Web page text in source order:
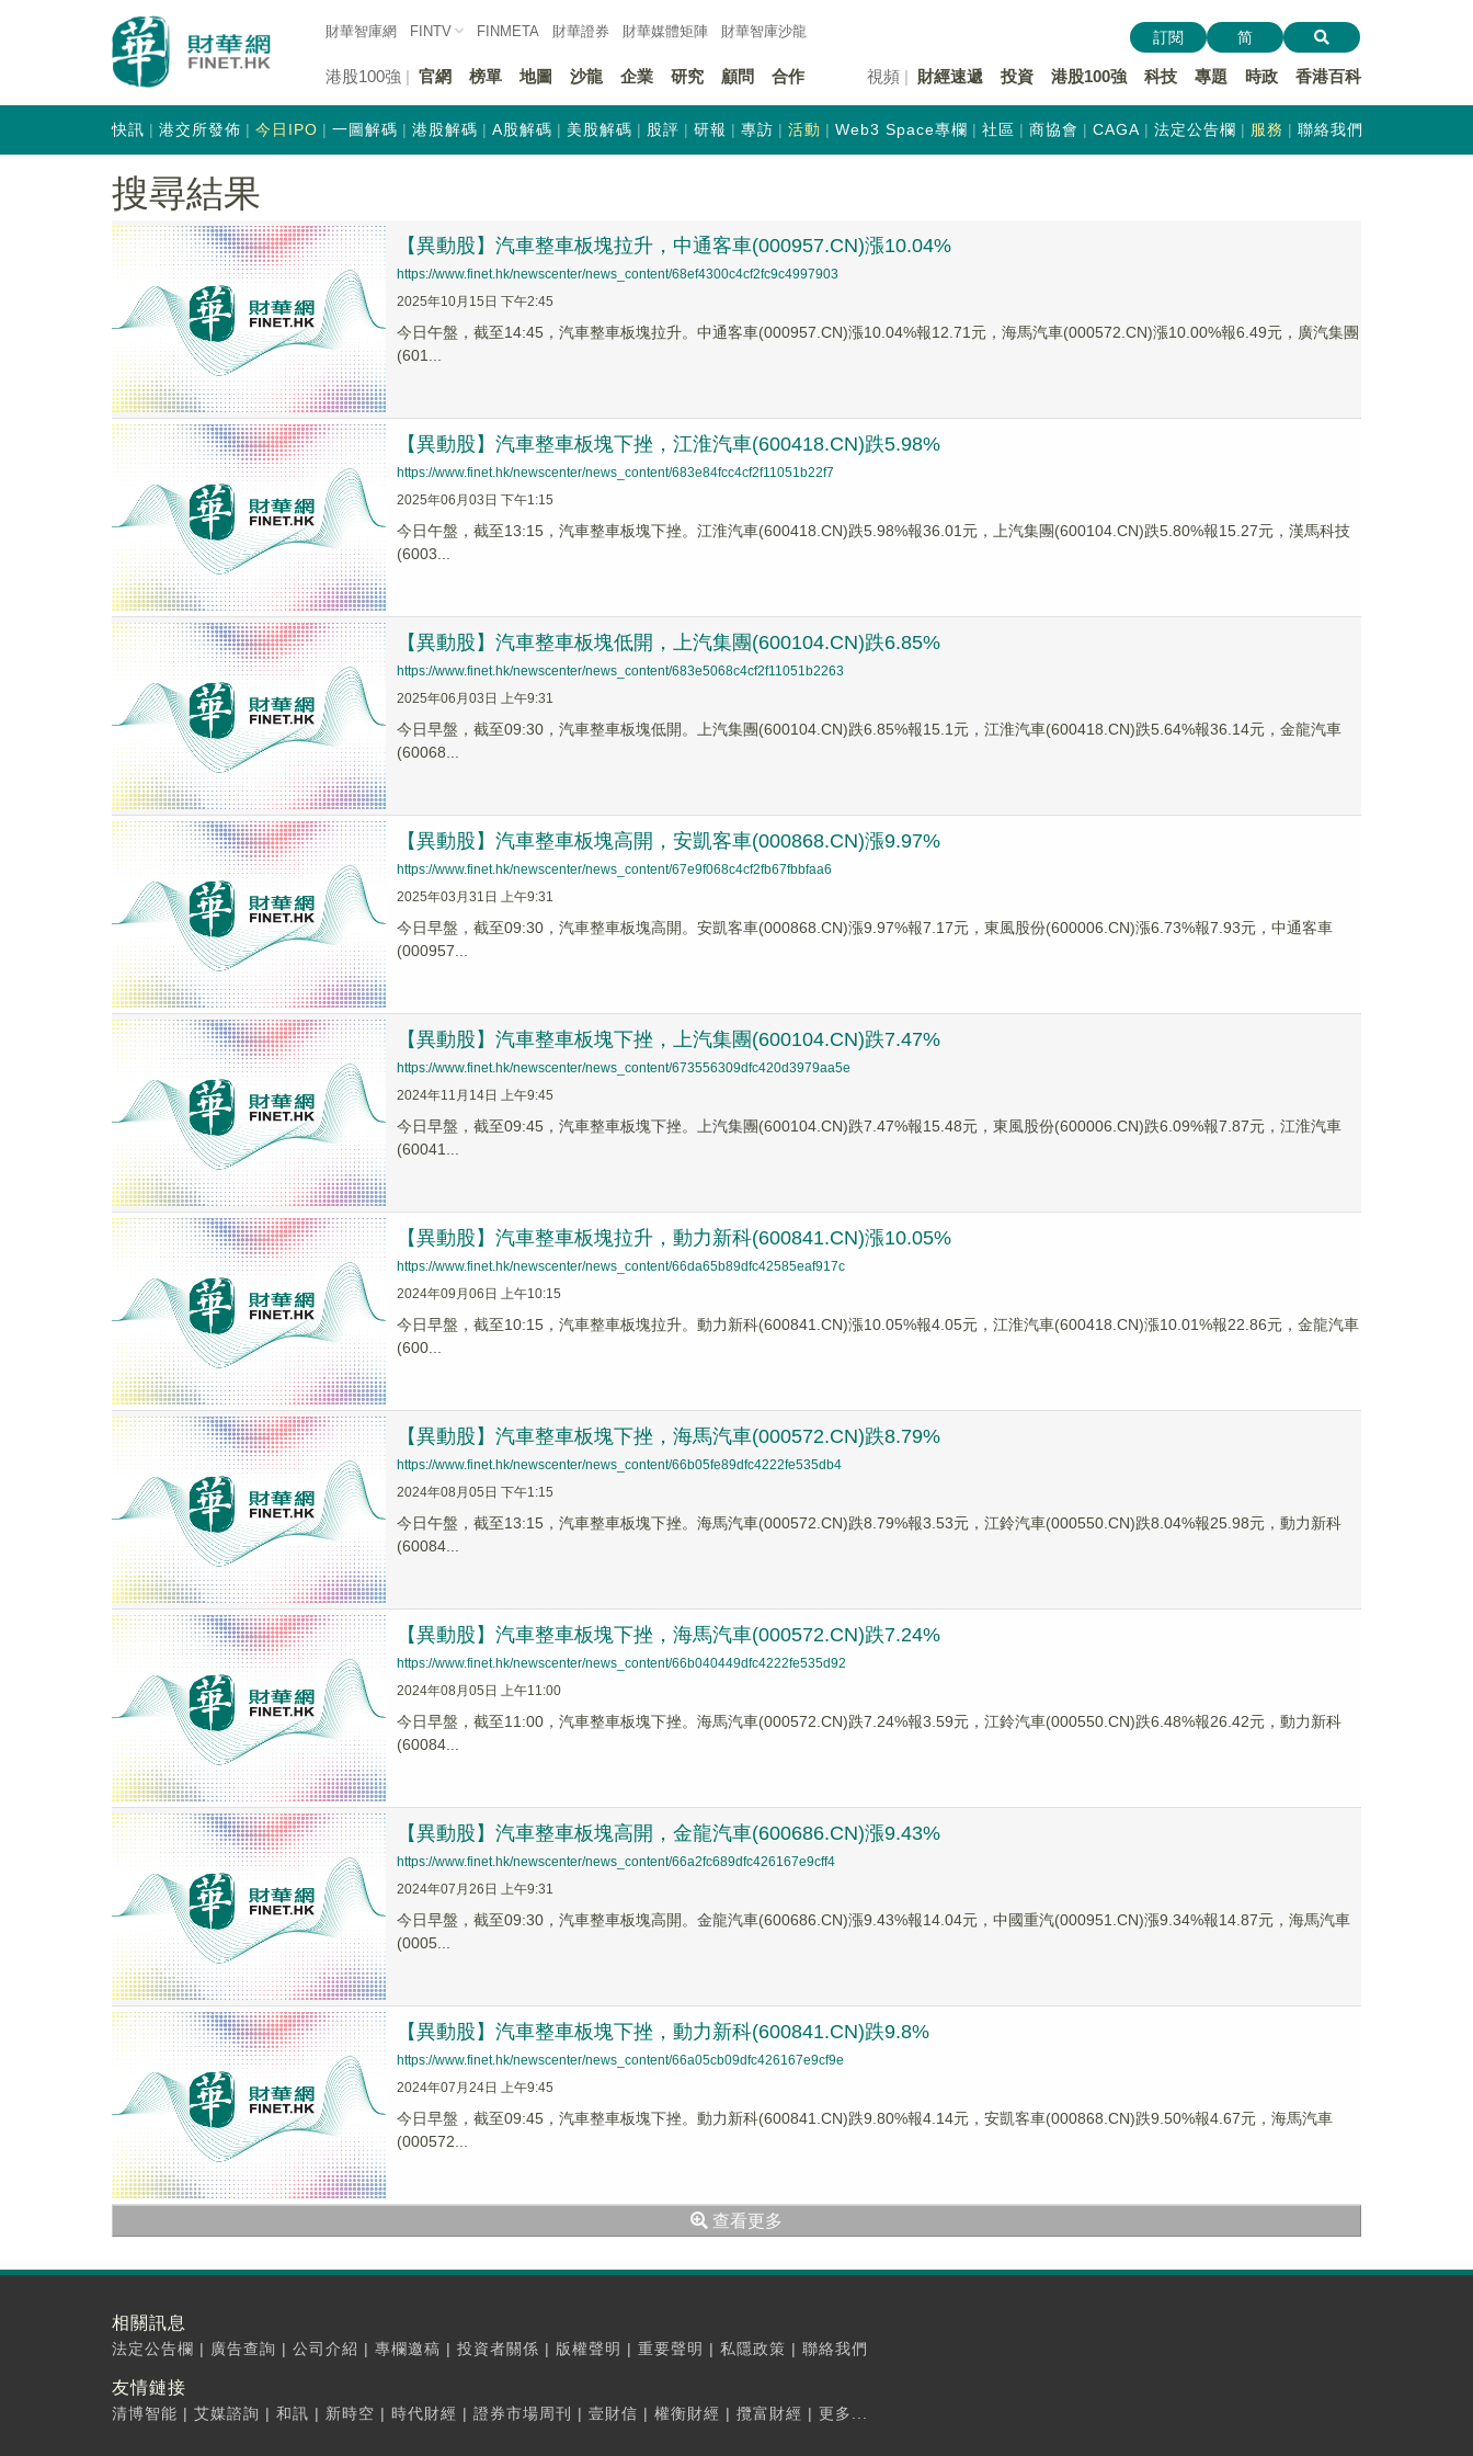
財華智庫網 FINTV FINMETA 財華證券 財華媒體矩陣 財華智庫沙龍
港股100強 官網 榜單 地圖 沙龍 企業 研究 顧問 合作 視頻 財經速遞 投資 港股100強 科技 專題 時政 香港百科
訂閱 简
快訊 港交所發佈 今日IPO 一圖解碼 港股解碼 A股解碼 美股解碼 股評 研報 專訪 活動 Web3 Space專欄 社區 商協會 CAGA 法定公告欄 服務 聯絡我們
搜尋結果
【異動股】汽車整車板塊拉升，中通客車(000957.CN)漲10.04%
https://www.finet.hk/newscenter/news_content/68ef4300c4cf2fc9c4997903
2025年10月15日 下午2:45
今日午盤，截至14:45，汽車整車板塊拉升。中通客車(000957.CN)漲10.04%報12.71元，海馬汽車(000572.CN)漲10.00%報6.49元，廣汽集團
(601...
【異動股】汽車整車板塊下挫，江淮汽車(600418.CN)跌5.98%
https://www.finet.hk/newscenter/news_content/683e84fcc4cf2f11051b22f7
2025年06月03日 下午1:15
今日午盤，截至13:15，汽車整車板塊下挫。江淮汽車(600418.CN)跌5.98%報36.01元，上汽集團(600104.CN)跌5.80%報15.27元，漢馬科技
(6003...
【異動股】汽車整車板塊低開，上汽集團(600104.CN)跌6.85%
https://www.finet.hk/newscenter/news_content/683e5068c4cf2f11051b2263
2025年06月03日 上午9:31
今日早盤，截至09:30，汽車整車板塊低開。上汽集團(600104.CN)跌6.85%報15.1元，江淮汽車(600418.CN)跌5.64%報36.14元，金龍汽車
(60068...
【異動股】汽車整車板塊高開，安凱客車(000868.CN)漲9.97%
https://www.finet.hk/newscenter/news_content/67e9f068c4cf2fb67fbbfaa6
2025年03月31日 上午9:31
今日早盤，截至09:30，汽車整車板塊高開。安凱客車(000868.CN)漲9.97%報7.17元，東風股份(600006.CN)漲6.73%報7.93元，中通客車
(000957...
【異動股】汽車整車板塊下挫，上汽集團(600104.CN)跌7.47%
https://www.finet.hk/newscenter/news_content/673556309dfc420d3979aa5e
2024年11月14日 上午9:45
今日早盤，截至09:45，汽車整車板塊下挫。上汽集團(600104.CN)跌7.47%報15.48元，東風股份(600006.CN)跌6.09%報7.87元，江淮汽車
(60041...
【異動股】汽車整車板塊拉升，動力新科(600841.CN)漲10.05%
https://www.finet.hk/newscenter/news_content/66da65b89dfc42585eaf917c
2024年09月06日 上午10:15
今日早盤，截至10:15，汽車整車板塊拉升。動力新科(600841.CN)漲10.05%報4.05元，江淮汽車(600418.CN)漲10.01%報22.86元，金龍汽車
(600...
【異動股】汽車整車板塊下挫，海馬汽車(000572.CN)跌8.79%
https://www.finet.hk/newscenter/news_content/66b05fe89dfc4222fe535db4
2024年08月05日 下午1:15
今日午盤，截至13:15，汽車整車板塊下挫。海馬汽車(000572.CN)跌8.79%報3.53元，江鈴汽車(000550.CN)跌8.04%報25.98元，動力新科
(60084...
【異動股】汽車整車板塊下挫，海馬汽車(000572.CN)跌7.24%
https://www.finet.hk/newscenter/news_content/66b040449dfc4222fe535d92
2024年08月05日 上午11:00
今日早盤，截至11:00，汽車整車板塊下挫。海馬汽車(000572.CN)跌7.24%報3.59元，江鈴汽車(000550.CN)跌6.48%報26.42元，動力新科
(60084...
【異動股】汽車整車板塊高開，金龍汽車(600686.CN)漲9.43%
https://www.finet.hk/newscenter/news_content/66a2fc689dfc426167e9cff4
2024年07月26日 上午9:31
今日早盤，截至09:30，汽車整車板塊高開。金龍汽車(600686.CN)漲9.43%報14.04元，中國重汽(000951.CN)漲9.34%報14.87元，海馬汽車
(0005...
【異動股】汽車整車板塊下挫，動力新科(600841.CN)跌9.8%
https://www.finet.hk/newscenter/news_content/66a05cb09dfc426167e9cf9e
2024年07月24日 上午9:45
今日早盤，截至09:45，汽車整車板塊下挫。動力新科(600841.CN)跌9.80%報4.14元，安凱客車(000868.CN)跌9.50%報4.67元，海馬汽車
(000572...
查看更多
相關訊息
法定公告欄 | 廣告查詢 | 公司介紹 | 專欄邀稿 | 投資者關係 | 版權聲明 | 重要聲明 | 私隱政策 | 聯絡我們
友情鏈接
清博智能 | 艾媒諮詢 | 和訊 | 新時空 | 時代財經 | 證券市場周刊 | 壹財信 | 權衡財經 | 攬富財經 | 更多...